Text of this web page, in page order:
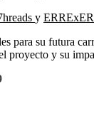
y
para su futura
y su